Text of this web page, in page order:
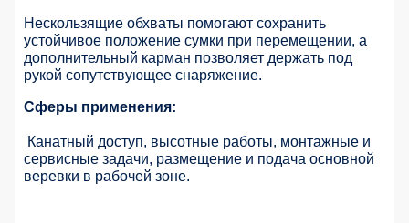
Нескользящие обхваты помогают сохранить
устойчивое положение сумки при перемещении, а
дополнительный карман позволяет держать под
рукой сопутствующее снаряжение.
Сферы применения:
Канатный доступ, высотные работы, монтажные и
сервисные задачи, размещение и подача основной
веревки в рабочей зоне.